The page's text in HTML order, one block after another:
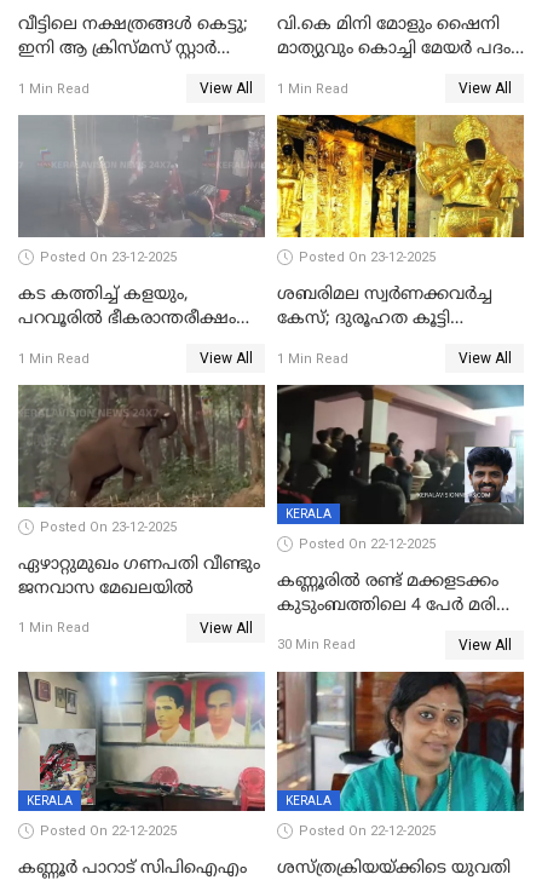
വീട്ടിലെ നക്ഷത്രങ്ങൾ കെട്ടു;
ഇനി ആ ക്രിസ്മസ് സ്റ്റാർ
വേണ്ടിയുള്ള
പിടിവലിക്കിടയിൽ
അപ്പൂപ്പനെതിരെ പോക്സോ
കേസ് ഒടുവിൽ 4 ജീവനുകൾ
പൊലിഞ്ഞു
1 Min Read View All
വി.കെ മിനി മോളും ഷൈനി
മാത്യുവും കൊച്ചി മേയർ പദം
മേയറാകില്ല
1 Min Read View All
Posted On 23-12-2025
കട കത്തിച്ച് കളയും,
പറവൂരില്‍ ഭീകരാന്തരീക്ഷം
1 Min Read View All
Posted On 23-12-2025
ശബരിമല സ്വര്‍ണക്കവര്‍ച്ച
കേസ്; ദുരൂഹത കൂട്ടി
1 Min Read View All
Posted On 23-12-2025
ഏഴാറ്റുമുഖം ഗണപതി വീണ്ടും
ജനവാസ മേഖലയിൽ
1 Min Read View All
KERALA
Posted On 22-12-2025
കണ്ണൂരിൽ രണ്ട് മക്കളടക്കം
കുടുംബത്തിലെ 4 പേർ മരിച്ച
30 Min Read View All
KERALA
Posted On 22-12-2025
കണ്ണൂർ പാറാട് സിപിഐഎം
KERALA
Posted On 22-12-2025
ശസ്ത്രക്രിയയ്‌ക്കിടെ യുവതി